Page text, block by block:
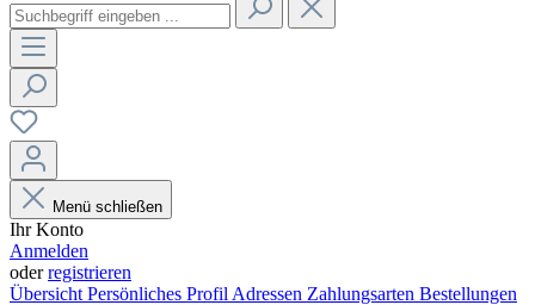
Menü schließen
Ihr Konto
Anmelden
oderregistrieren
Übersicht Persönliches Profil Adressen Zahlungsarten Bestellungen